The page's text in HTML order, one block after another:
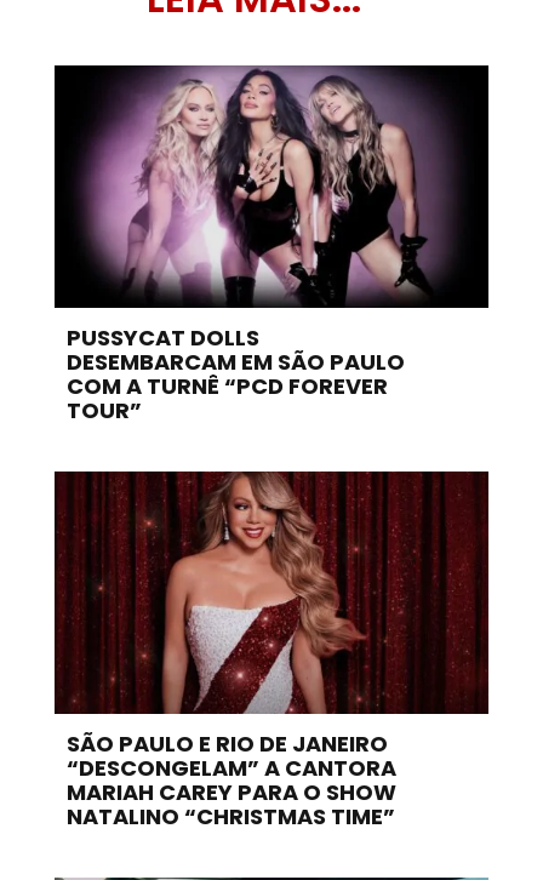
PUSSYCAT DOLLS
DESEMBARCAM EM SÃO PAULO
COM A TURNÊ “PCD FOREVER
TOUR”
SÃO PAULO E RIO DE JANEIRO
“DESCONGELAM” A CANTORA
MARIAH CAREY PARA O SHOW
NATALINO “CHRISTMAS TIME”